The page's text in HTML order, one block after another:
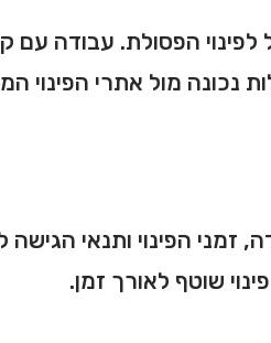
הפסולת. עבודה עם
מול אתרי הפינוי
זמני הפינוי ותנאי
שוטף לאורך זמן.